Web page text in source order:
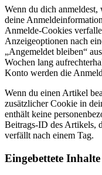
Wenn du dich
deine
Anmelde-Cookies
Anzeigeoptionen nach
„Angemeldet bleiben“
Wochen lang
Konto werden die
Wenn du einen Artikel
zusätzlicher Cookie in
enthält keine
Beitrags-ID des Artikels,
verfällt nach einem Tag.
Eingebettete